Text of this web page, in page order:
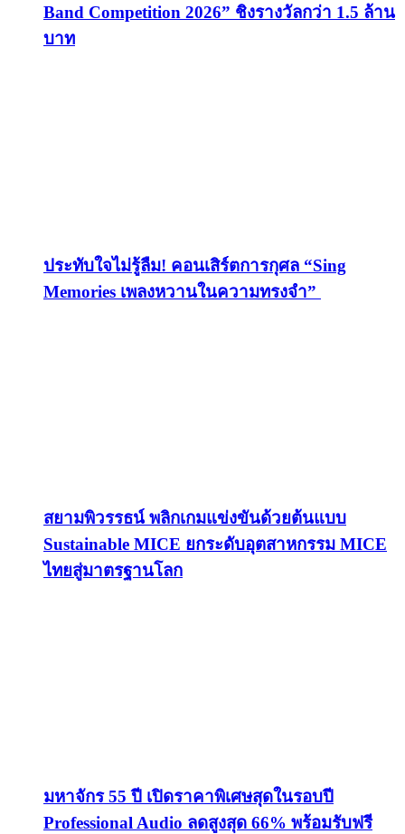
Band Competition 2026” ชิงรางวัลกว่า 1.5 ล้าน
บาท
ประทับใจไม่รู้ลืม! คอนเสิร์ตการกุศล “Sing
Memories เพลงหวานในความทรงจำ”
สยามพิวรรธน์ พลิกเกมแข่งขันด้วยต้นแบบ
Sustainable MICE ยกระดับอุตสาหกรรม MICE
ไทยสู่มาตรฐานโลก
มหาจักร 55 ปี เปิดราคาพิเศษสุดในรอบปี
Professional Audio ลดสูงสุด 66% พร้อมรับฟรี